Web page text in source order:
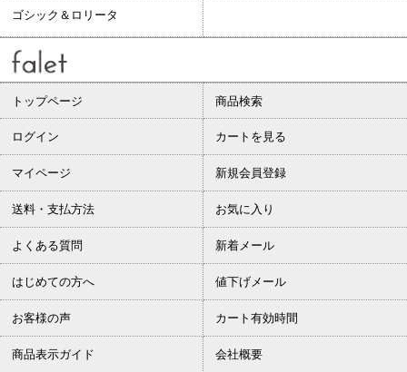
ゴシック＆ロリータ
トップページ 商品検索
ログイン カートを見る
マイページ 新規会員登録
送料・支払方法 お気に入り
よくある質問 新着メール
はじめての方へ 値下げメール
お客様の声 カート有効時間
商品表示ガイド 会社概要